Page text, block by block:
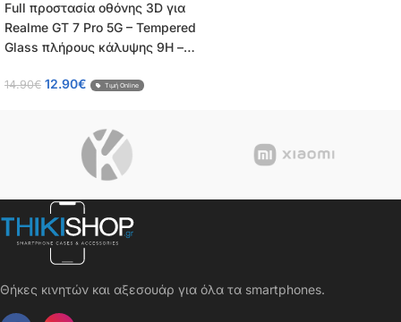
Full προστασία οθόνης 3D για
Realme GT 7 Pro 5G – Tempered
Glass πλήρους κάλυψης 9H –
14.90€ 12.90€ Τιμή Online
Θήκες κινητών και αξεσουάρ για όλα τα smartphones.